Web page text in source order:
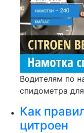
Водителям по
спидометра
Как
цитроен